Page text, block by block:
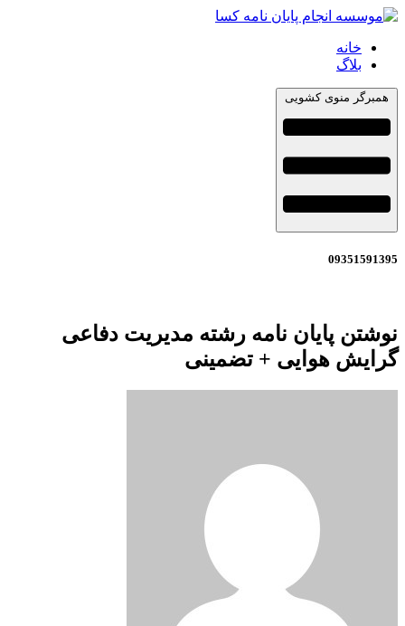
خانه
بلاگ
همبرگر منوی کشویی
09351591395
نوشتن پایان نامه رشته مدیریت دفاعی
گرایش هوایی + تضمینی